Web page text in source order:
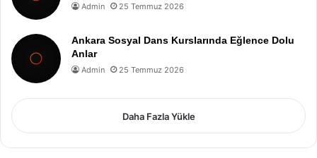
Admin 25 Temmuz 2026
Ankara Sosyal Dans Kurslarında Eğlence Dolu
Anlar
Admin 25 Temmuz 2026
Daha Fazla Yükle